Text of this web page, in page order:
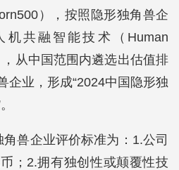
），按照隐形独角兽企
共融智能技术（Human
从中国范围内遴选出估值排
企业，形成“2024中国隐形独
兽企业评价标准为：1.公司
；2.拥有独创性或颠覆性技